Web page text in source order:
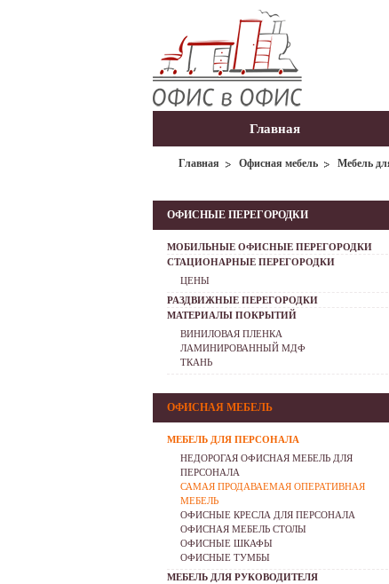
Главная
Главная Офисная мебель Мебель
ОФИСНЫЕ ПЕРЕГОРОДКИ
МОБИЛЬНЫЕ ОФИСНЫЕ ПЕРЕГОРОДКИ
СТАЦИОНАРНЫЕ ПЕРЕГОРОДКИ
ЦЕНЫ
РАЗДВИЖНЫЕ ПЕРЕГОРОДКИ
МАТЕРИАЛЫ ПОКРЫТИЙ
ВИНИЛОВАЯ ПЛЕНКА
ЛАМИНИРОВАННЫЙ МДФ
ТКАНЬ
ОФИСНАЯ МЕБЕЛЬ
МЕБЕЛЬ ДЛЯ ПЕРСОНАЛА
НЕДОРОГАЯ ОФИСНАЯ МЕБЕЛЬ ДЛЯ
ПЕРСОНАЛА
САМАЯ ПРОДАВАЕМАЯ ОПЕРАТИВНАЯ
МЕБЕЛЬ
ОФИСНЫЕ КРЕСЛА ДЛЯ ПЕРСОНАЛА
ОФИСНАЯ МЕБЕЛЬ СТОЛЫ
ОФИСНЫЕ ШКАФЫ
ОФИСНЫЕ ТУМБЫ
МЕБЕЛЬ ДЛЯ РУКОВОДИТЕЛЯ